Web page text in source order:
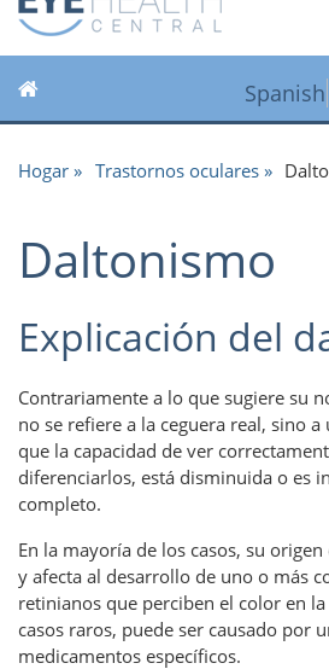
Spanish
Hogar Trastornos oculares
Daltonismo
Explicación del
Contrariamente a lo que sugiere su
no se refiere a la ceguera real, sino
que la capacidad de ver
diferenciarlos, está disminuida o es
completo.
En la mayoría de los casos, su
y afecta al desarrollo de uno o más
retinianos que perciben el color en
casos raros, puede ser causado por
medicamentos específicos.